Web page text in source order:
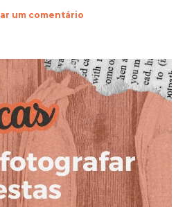
um comentário